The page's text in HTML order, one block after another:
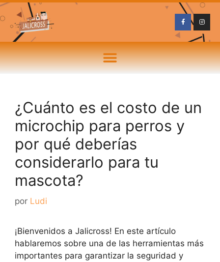
¿Cuánto es el costo de un
microchip para perros y
por qué deberías
considerarlo para tu
mascota?
por Ludi
¡Bienvenidos a Jalicross! En este artículo
hablaremos sobre una de las herramientas más
importantes para garantizar la seguridad y